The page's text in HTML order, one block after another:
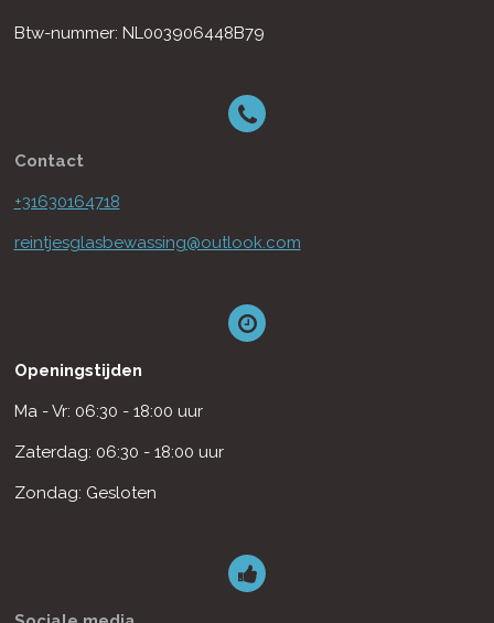
Btw-nummer: NL003906448B79
Contact
+31630164718
reintjesglasbewassing@outlook.com
Openingstijden
Ma - Vr: 06:30 - 18:00 uur
Zaterdag: 06:30 - 18:00 uur
Zondag: Gesloten